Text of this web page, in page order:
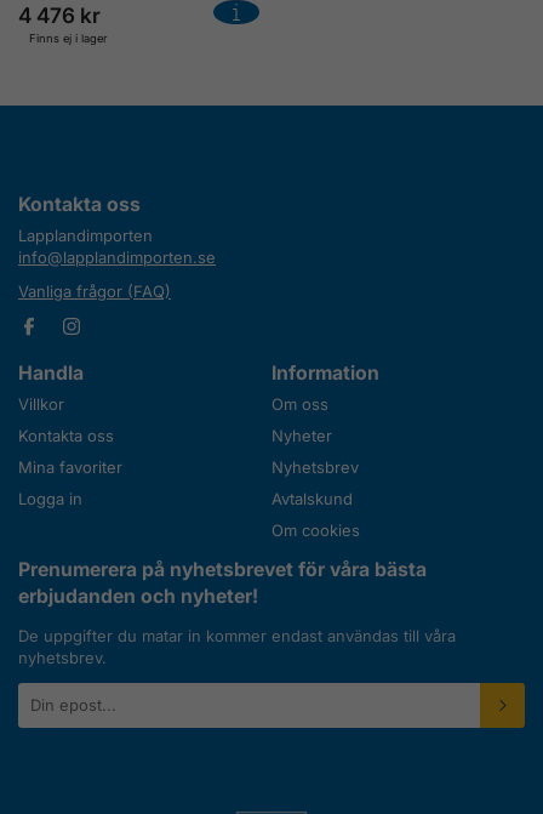
4 476 kr
Finns ej i lager
Kontakta oss
Lapplandimporten
info@lapplandimporten.se
Vanliga frågor (FAQ)
Handla
Villkor
Kontakta oss
Mina favoriter
Logga in
Information
Om oss
Nyheter
Nyhetsbrev
Avtalskund
Om cookies
Prenumerera på nyhetsbrevet för våra bästa
erbjudanden och nyheter!
De uppgifter du matar in kommer endast användas till våra
nyhetsbrev.
postadress